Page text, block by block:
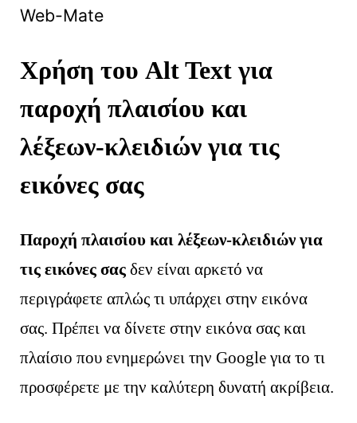
Χρήση του Alt Text για
παροχή πλαισίου και
λέξεων-κλειδιών για τις
εικόνες σας
Παροχή πλαισίου και λέξεων-κλειδιών για
τις εικόνες σας δεν είναι αρκετό να
περιγράφετε απλώς τι υπάρχει στην εικόνα
σας. Πρέπει να δίνετε στην εικόνα σας και
πλαίσιο που ενημερώνει την Google για το τι
προσφέρετε με την καλύτερη δυνατή ακρίβεια.